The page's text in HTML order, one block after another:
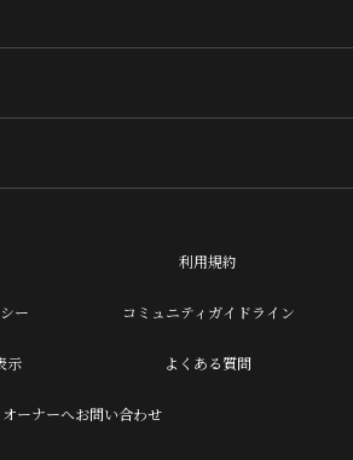
利用規約
ー コミュニティガイドライン
示 よくある質問
オーナーへお問い合わせ